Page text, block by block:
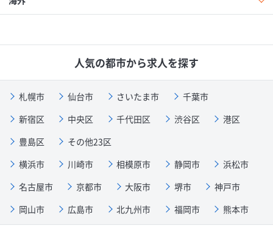
人気の都市から求人を探す
札幌市 仙台市 さいたま市
千葉市
新宿区
中央区 千代田区 渋谷区
港区
豊島区
その他23区
横浜市
川崎市 相模原市 静岡市
浜松市
名古屋市
京都市 大阪市 堺市
神戸市
岡山市
広島市 北九州市 福岡市 熊本市